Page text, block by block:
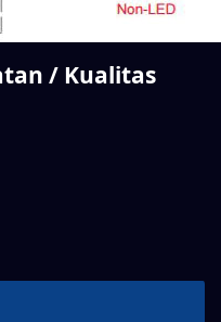
/ Kualitas